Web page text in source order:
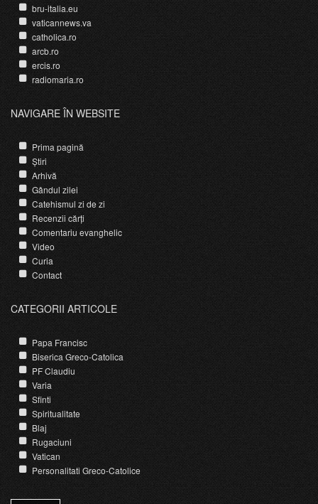
bru-italia.eu
vaticannews.va
catholica.ro
arcb.ro
ercis.ro
radiomaria.ro
NAVIGARE ÎN WEBSITE
Prima pagină
Știri
Arhivă
Gândul zilei
Catehismul zi de zi
Recenzii cărți
Comentariu evanghelic
Video
Curia
Contact
CATEGORII ARTICOLE
Papa Francisc
Biserica Greco-Catolica
PF Claudiu
Varia
Sfinti
Spiritualitate
Blaj
Rugaciuni
Vatican
Personalitati Greco-Catolice